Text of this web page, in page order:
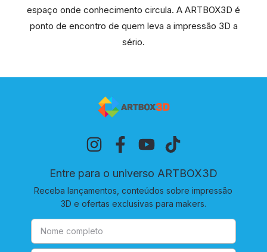
espaço onde conhecimento circula. A ARTBOX3D é
ponto de encontro de quem leva a impressão 3D a
sério.
Entre para o universo ARTBOX3D
Receba lançamentos, conteúdos sobre impressão
3D e ofertas exclusivas para makers.